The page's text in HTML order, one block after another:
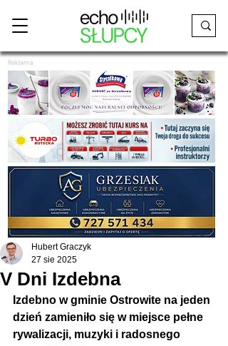
Reklama
V Dni Izdebna
Hubert Graczyk
27 sie 2025
Izdebno w gminie Ostrowite na jeden
dzień zamieniło się w miejsce pełne
rywalizacji, muzyki i radosnego